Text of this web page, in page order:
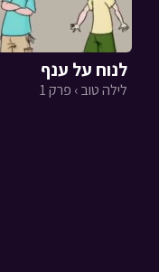
לנוח על ענף
לילה טוב › פרק 1